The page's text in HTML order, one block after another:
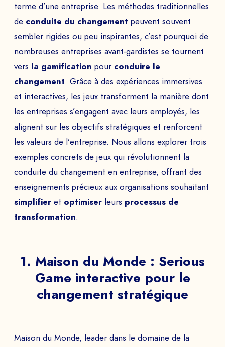
terme d’une entreprise. Les méthodes traditionnelles
de conduite du changement peuvent souvent
sembler rigides ou peu inspirantes, c’est pourquoi de
nombreuses entreprises avant-gardistes se tournent
vers la gamification pour conduire le
changement. Grâce à des expériences immersives
et interactives, les jeux transforment la manière dont
les entreprises s’engagent avec leurs employés, les
alignent sur les objectifs stratégiques et renforcent
les valeurs de l’entreprise. Nous allons explorer trois
exemples concrets de jeux qui révolutionnent la
conduite du changement en entreprise, offrant des
enseignements précieux aux organisations souhaitant
simplifier et optimiser leurs processus de
transformation.
1. Maison du Monde : Serious
Game interactive pour le
changement stratégique
Maison du Monde, leader dans le domaine de la